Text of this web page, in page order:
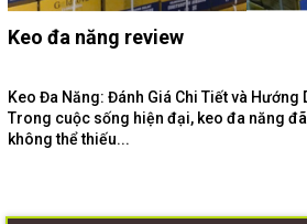
Keo đa năng review
Keo Đa Năng: Đánh Giá Chi Tiết và Hướng
Trong cuộc sống hiện đại, keo đa năng
không thể thiếu...